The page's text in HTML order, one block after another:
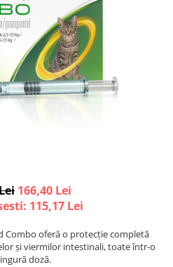
166,40 Lei
115,17 Lei
Combo oferă o protecție completă
și viermilor intestinali, toate într-o
doză.